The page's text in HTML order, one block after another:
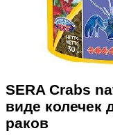
SERA Crabs
виде колечек
раков